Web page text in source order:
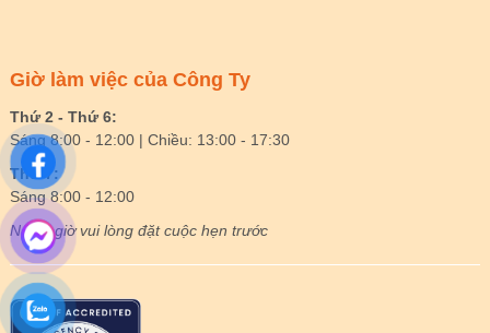
Giờ làm việc của Công Ty
Thứ 2 - Thứ 6:
Sáng 8:00 - 12:00 | Chiều: 13:00 - 17:30
Thứ 7:
Sáng 8:00 - 12:00
Ngoài giờ vui lòng đặt cuộc hẹn trước